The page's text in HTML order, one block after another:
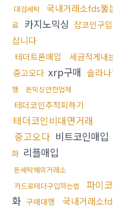
대검세탁 국내거래소fds뚫
료 카지노믹싱 잡코인구
삽니다
테더트론매입 세금적게내
중고오다 xrp구매 솔라
행
돈믹싱안전업체
테더코인추척피하기
테더코인비대면거래
중고오다 비트코인매입
화 리플매입
돈세탁해외거래소
카드로테더구입하는법
파이
화 구매대행 국내거래소